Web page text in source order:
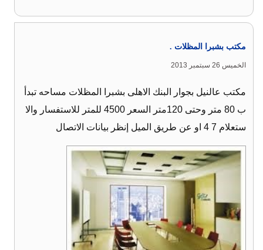
مكتب بشبرا المظلات .
الخميس 26 سبتمبر 2013
مكتب عالنيل بجوار البنك الاهلى بشبرا المظلات مساحه تبدأ
ب 80 متر وحتى 120متر السعر 4500 للمتر للاستفسار والا
ستعلام 7 4 او عن طريق الميل إنظر بيانات الاتصال